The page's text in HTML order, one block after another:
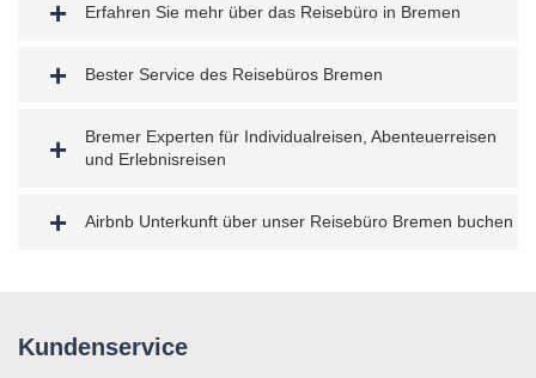
Erfahren Sie mehr über das Reisebüro in Bremen
Bester Service des Reisebüros Bremen
Bremer Experten für Individualreisen, Abenteuerreisen
und Erlebnisreisen
Airbnb Unterkunft über unser Reisebüro Bremen buchen
Kundenservice